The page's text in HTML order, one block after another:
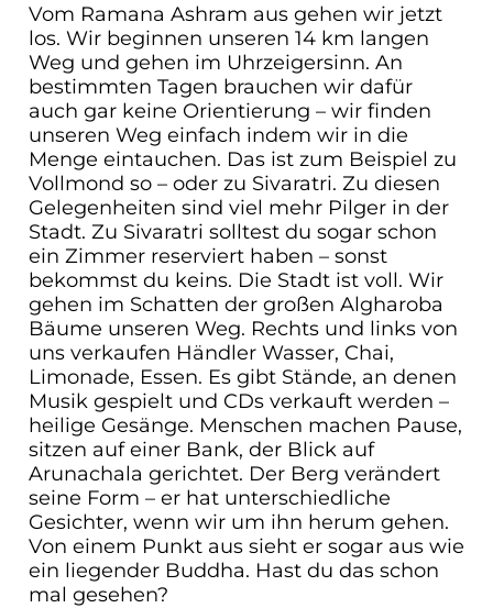
Vom Ramana Ashram aus gehen wir jetzt
los. Wir beginnen unseren 14 km langen
Weg und gehen im Uhrzeigersinn. An
bestimmten Tagen brauchen wir dafür
auch gar keine Orientierung – wir finden
unseren Weg einfach indem wir in die
Menge eintauchen. Das ist zum Beispiel zu
Vollmond so – oder zu Sivaratri. Zu diesen
Gelegenheiten sind viel mehr Pilger in der
Stadt. Zu Sivaratri solltest du sogar schon
ein Zimmer reserviert haben – sonst
bekommst du keins. Die Stadt ist voll. Wir
gehen im Schatten der großen Algharoba
Bäume unseren Weg. Rechts und links von
uns verkaufen Händler Wasser, Chai,
Limonade, Essen. Es gibt Stände, an denen
Musik gespielt und CDs verkauft werden –
heilige Gesänge. Menschen machen Pause,
sitzen auf einer Bank, der Blick auf
Arunachala gerichtet. Der Berg verändert
seine Form – er hat unterschiedliche
Gesichter, wenn wir um ihn herum gehen.
Von einem Punkt aus sieht er sogar aus wie
ein liegender Buddha. Hast du das schon
mal gesehen?